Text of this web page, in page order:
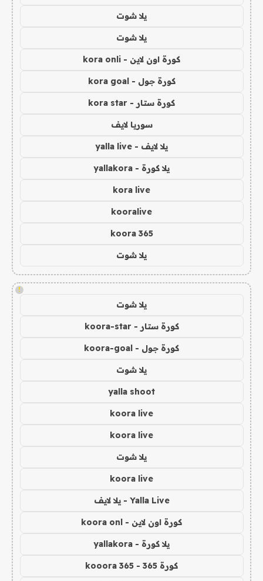
يلا شوت
يلا شوت
كورة اون لاين - kora onli
كورة جول - kora goal
كورة ستار - kora star
سوريا لايف
يلا لايف - yalla live
يلا كورة - yallakora
kora live
kooralive
koora 365
يلا شوت
!
يلا شوت
كورة ستار - koora-star
كورة جول - koora-goal
يلا شوت
yalla shoot
koora live
koora live
يلا شوت
koora live
Yalla Live - يلا لايف
كورة اون لاين - koora onl
يلا كورة - yallakora
كورة 365 - kooora 365